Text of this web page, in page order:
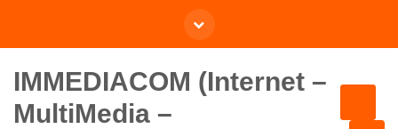
IMMEDIACOM (Internet –
MultiMedia –